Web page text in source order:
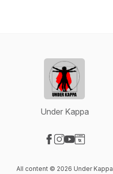
Under Kappa
All content © 2026 Under Kappa